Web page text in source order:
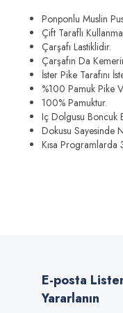
Ponponlu Muslin
Çift Taraflı
Çarşafı Lastiklidir.
Çarşafın Da
İster Pike Tarafını
%100 Pamuk Pike
100% Pamuktur.
Iç Dolgusu Boncuk
Dokusu Sayesinde
Kısa Programlarda
Ürün
Ürün fiyatı diğer
E-posta
Yararlanın